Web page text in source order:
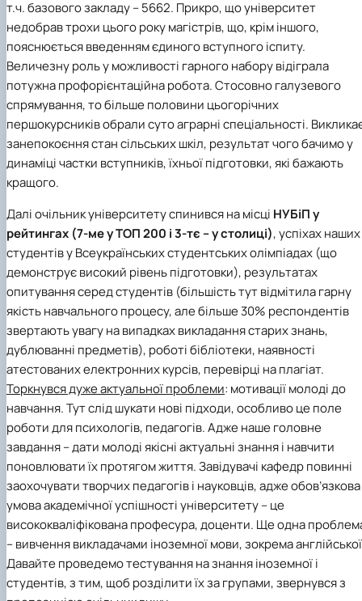
т.ч. базового закладу – 5662. Прикро, що університет
недобрав трохи цього року магістрів, що, крім іншого,
пояснюється введенням єдиного вступного іспиту.
Величезну роль у можливості гарного набору відіграла
потужна профорієнтаційна робота. Стосовно галузевого
спрямування, то більше половини цьогорічних
першокурсників обрали суто аграрні спеціальності.
занепокоєння стан сільських шкіл, результат чого бачимо у
динаміці частки вступників, їхньої підготовки, які бажають
кращого.
Далі очільник університету спинився на місці НУБіПу
рейтингах (7-ме у ТОП 200 і 3-тє – у столиці), успіхах наших
студентів у Всеукраїнських студентських олімпіадах (що
демонструє високий рівень підготовки), результатах
опитування серед студентів (більшість тут відмітила гарну
якість навчального процесу, але більше 30% респондентів
звертають увагу на випадках викладання старих знань,
дублюванні предметів), роботі бібліотеки, наявності
атестованих електронних курсів, перевірці на плагіат.
Торкнувся дуже актуальної проблеми: мотивації молоді до
навчання. Тут слід шукати нові підходи, особливо це поле
роботи для психологів, педагогів. Адже наше головне
завдання – дати молоді якісні актуальні знання і навчити
поновлювати їх протягом життя. Завідувачі кафедр повинні
заохочувати творчих педагогів і науковців, адже обов’язкова
умова академічної успішності університету – це
висококваліфікована професура, доценти. Ще одна
– вивчення викладачами іноземної мови, зокрема
Давайте проведемо тестування на знання іноземної і
студентів, з тим, щоб розділити їх за групами, звернувся з